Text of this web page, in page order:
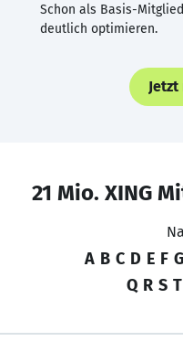
Schon als Basis-
deutlich optimieren.
21 Mio. XING
A B C D E F G
Q R S T